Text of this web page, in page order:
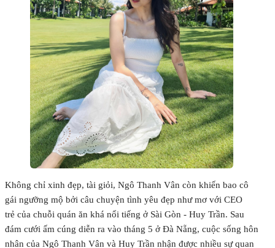
Không chỉ xinh đẹp, tài giỏi, Ngô Thanh Vân còn khiến bao cô
gái ngưỡng mộ bởi câu chuyện tình yêu đẹp như mơ với CEO
trẻ của chuỗi quán ăn khá nổi tiếng ở Sài Gòn - Huy Trần. Sau
đám cưới ấm cúng diễn ra vào tháng 5 ở Đà Nẵng, cuộc sống hôn
nhân của Ngô Thanh Vân và Huy Trần nhận được nhiều sự quan